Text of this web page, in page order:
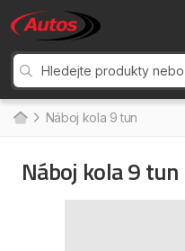
Náboj kola 9 tun
Náboj kola 9 tun